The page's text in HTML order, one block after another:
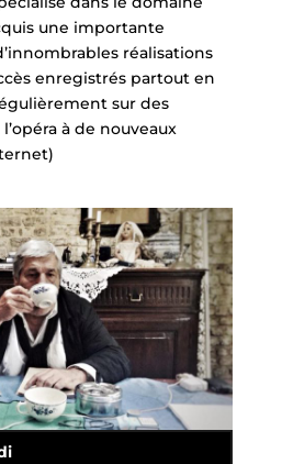
une importante
réalisations
enregistrés partout en
sur des
à de nouveaux